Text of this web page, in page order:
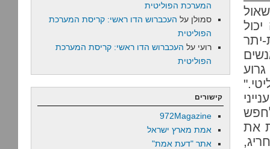
יתר
את
המערכת הפוליטית
סמולן על העכברוש הדו ראשי: קריסת המערכת
הפוליטית
רועי על העכברוש הדו ראשי: קריסת המערכת
הפוליטית
קישורים
972Magazine
אמת מארץ ישראל
אתר "דעת אמת"